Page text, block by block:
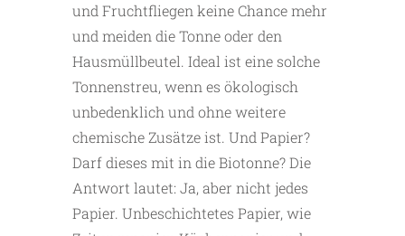
und Fruchtfliegen keine Chance mehr
und meiden die Tonne oder den
Hausmüllbeutel. Ideal ist eine solche
Tonnenstreu, wenn es ökologisch
unbedenklich und ohne weitere
chemische Zusätze ist. Und Papier?
Darf dieses mit in die Biotonne? Die
Antwort lautet: Ja, aber nicht jedes
Papier. Unbeschichtetes Papier, wie